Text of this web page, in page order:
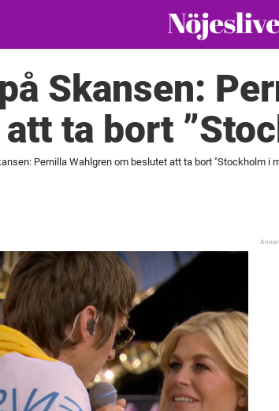
Skansen:
ta bort
Pernilla Wahlgren om beslutet att ta bort "Stockholm i